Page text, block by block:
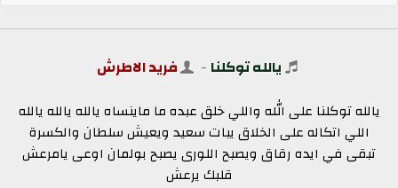
يالله توكلنا - فريد الاطرش
يالله توكلنا على الله واللي خلق عبده ما ماينساه يالله يالله يالله
اللي اتكاله على الخلاق يبات سعيد ويعيش سلطان والكسرة
تبقى في ايده رقاق ويصبح اللورى يصبح بولمان اوعى يامرعش
قلبك يرعش